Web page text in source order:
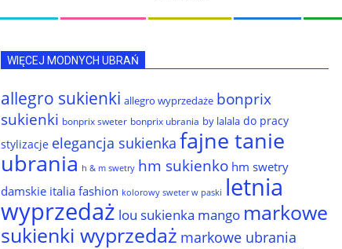
WIĘCEJ MODNYCH UBRAŃ
allegro sukienki allegro wyprzedaże bonprix
sukienki bonprix sweter bonprix ubrania by lalala do pracy
stylizacje elegancja sukienka fajne tanie
ubrania h & m swetry hm sukienko hm swetry
damskie italia fashion kolorowy sweter w paski letnia
wyprzedaż lou sukienka mango markowe
sukienki wyprzedaż markowe ubrania